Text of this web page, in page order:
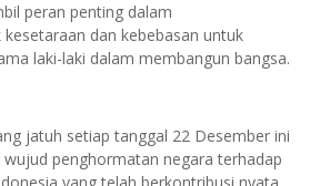
peran penting dalam
dan kebebasan untuk
laki-laki dalam membangun bangsa.
jatuh setiap tanggal 22 Desember ini
penghormatan negara terhadap